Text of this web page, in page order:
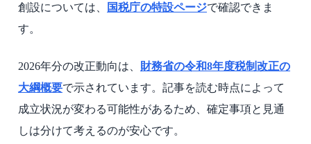
創設については、
国税庁の特設ページで確認できま
す。
2026年分の改正動向は、 財務省の令和8年度税制改正の
大綱概要で示されています。記事を読む時点によって
成立状況が変わる可能性があるため、確定事項と見通
しは分けて考えるのが安心です。